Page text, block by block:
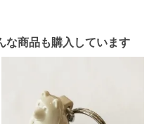
な商品も購入しています